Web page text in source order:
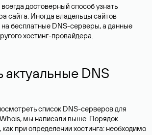
достоверный способ узнать
сайта. Иногда владельцы сайтов
бесплатные DNS-серверы, а данные
хостинг-провайдера.
актуальные DNS
список DNS-серверов для
мы написали выше. Порядок
как при определении хостинга: необходимо